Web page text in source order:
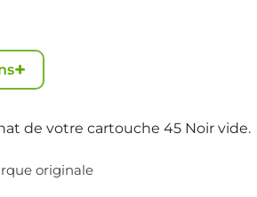
+
de votre cartouche 45 Noir vide.
originale